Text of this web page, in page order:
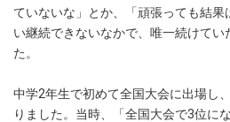
ていないな」とか、「頑張っても結
い継続できないなかで、唯一続けてい
た。
中学2年生で初めて全国大会に出場し
りました。当時、「全国大会で3位に